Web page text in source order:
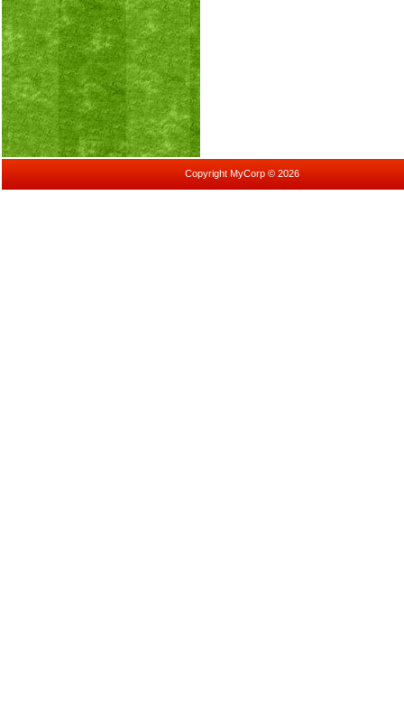
Copyright MyCorp © 2026